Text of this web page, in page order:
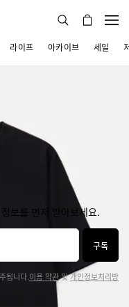
라이프 아카이브 세일
보를 먼저 받아보세요.
구독
됩니다. 이용 약관및개인정보처리방